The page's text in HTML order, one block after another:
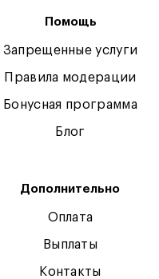
Помощь
Запрещенные услуги
Правила модерации
Бонусная программа
Блог
Дополнительно
Оплата
Выплаты
Контакты